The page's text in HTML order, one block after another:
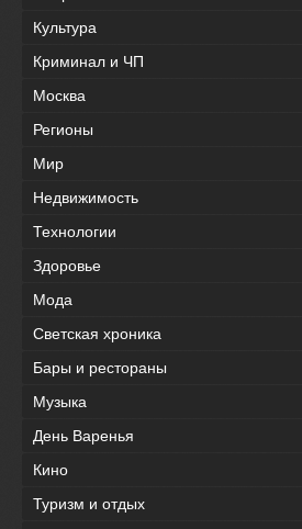
Культура
Криминал и ЧП
Москва
Регионы
Мир
Недвижимость
Технологии
Здоровье
Мода
Светская хроника
Бары и рестораны
Музыка
День Варенья
Кино
Туризм и отдых